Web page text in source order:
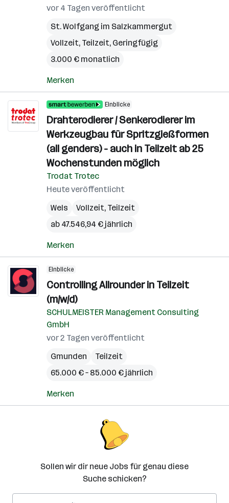
vor 4 Tagen veröffentlicht
St. Wolfgang im Salzkammergut
Vollzeit, Teilzeit, Geringfügig
3.000 € monatlich
Merken
Einblicke
Drahterodierer / Senkerodierer im
Werkzeugbau für Spritzgießformen
(all genders) - auch in Teilzeit ab 25
Wochenstunden möglich
Trodat Trotec
Heute veröffentlicht
Wels
Vollzeit, Teilzeit
ab 47.546,94 € jährlich
Merken
Einblicke
Controlling Allrounder in Teilzeit
(m/w/d)
SCHULMEISTER Management Consulting
GmbH
vor 2 Tagen veröffentlicht
Gmunden
Teilzeit
65.000 € – 85.000 € jährlich
Merken
Sollen wir dir neue Jobs für genau diese
Suche schicken?